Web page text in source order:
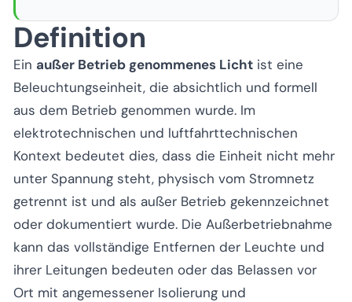
Definition
Ein außer Betrieb genommenes Licht ist eine
Beleuchtungseinheit, die absichtlich und formell
aus dem Betrieb genommen wurde. Im
elektrotechnischen und luftfahrttechnischen
Kontext bedeutet dies, dass die Einheit nicht mehr
unter Spannung steht, physisch vom Stromnetz
getrennt ist und als außer Betrieb gekennzeichnet
oder dokumentiert wurde. Die Außerbetriebnahme
kann das vollständige Entfernen der Leuchte und
ihrer Leitungen bedeuten oder das Belassen vor
Ort mit angemessener Isolierung und